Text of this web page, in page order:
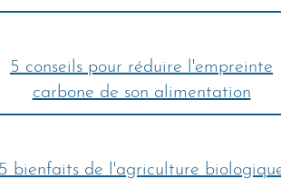
5 conseils pour réduire l'empreinte
carbone de son alimentation
5 bienfaits de l'agriculture